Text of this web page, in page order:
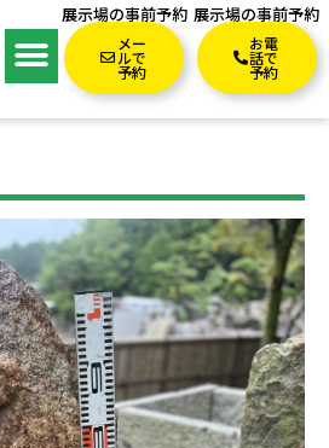
展示場の事前予約
メー
ルで
予約
展示場の事前予約
お電
話で
予約